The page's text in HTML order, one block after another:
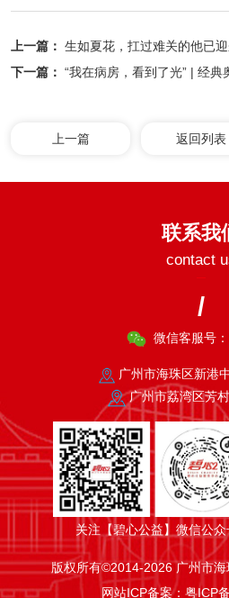
上一篇： 生如夏花，扛过难关的他已
下一篇： “我在病房，看到了光” | 经典
上一篇 返回列表
联系我
contact
/
微信客服号
广州市海珠区新港
广州市荔湾区芳
关注【碧心公益】微信公
版权所有©2014-2026 广州市
网站ICP备案： 粤ICP